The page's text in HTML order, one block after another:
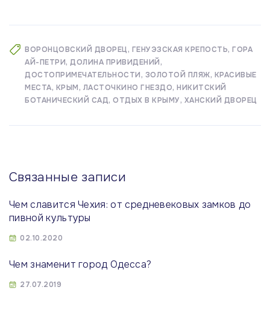
ВОРОНЦОВСКИЙ ДВОРЕЦ ГЕНУЭЗСКАЯ КРЕПОСТЬ ГОРА
АЙ-ПЕТРИ ДОЛИНА ПРИВИДЕНИЙ
ДОСТОПРИМЕЧАТЕЛЬНОСТИ ЗОЛОТОЙ ПЛЯЖ КРАСИВЫЕ
МЕСТА КРЫМ ЛАСТОЧКИНО ГНЕЗДО НИКИТСКИЙ
БОТАНИЧЕСКИЙ САД ОТДЫХ В КРЫМУ ХАНСКИЙ ДВОРЕЦ
Связанные записи
Чем славится Чехия: от средневековых замков до
пивной культуры
02.10.2020
Чем знаменит город Одесса?
27.07.2019